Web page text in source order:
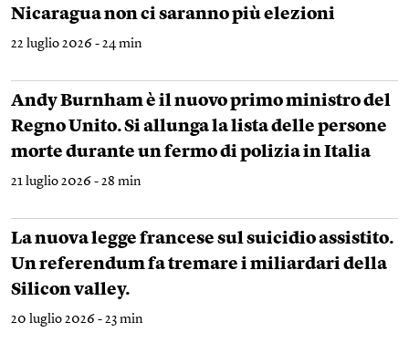
Nicaragua non ci saranno più elezioni
22 luglio 2026 - 24 min
Andy Burnham è il nuovo primo ministro del
Regno Unito. Si allunga la lista delle persone
morte durante un fermo di polizia in Italia
21 luglio 2026 - 28 min
La nuova legge francese sul suicidio assistito.
Un referendum fa tremare i miliardari della
Silicon valley.
20 luglio 2026 - 23 min